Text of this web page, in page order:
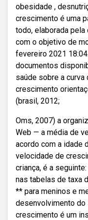
obesidade ,
crescimento é uma
todo, elaborada pela
com o objetivo de
fevereiro 2021
documentos
saúde sobre a
crescimento
(brasil, 2012;
Oms, 2007) a
Web — a média de
acordo com a idade
velocidade de
criança, é a
nas tabelas de taxa
** para meninos e
desenvolvimento do
crescimento é um